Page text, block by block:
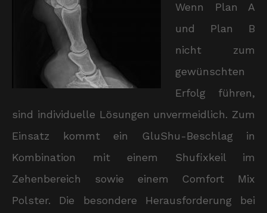
Wenn Plan A
und Plan B
nicht zum
gewünschten
Erfolg führen,
sind individuelle Lösungen unvermeidlich. Zum
Einsatz kommt ein GluShu-Beschlag in
Kombination mit einem Shufixkeil im
Zehenbereich sowie einem Comfort Mix
Polster. Die besondere Herausforderung bei